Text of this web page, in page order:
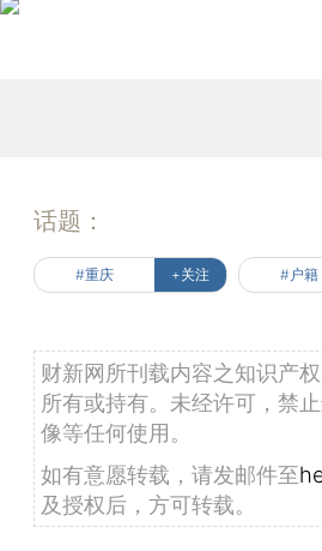
话题：
#重庆 +关注 #户籍
财新网所刊载内容之知识产
所有或持有。未经许可，禁
像等任何使用。
如有意愿转载，请发邮件至
及授权后，方可转载。